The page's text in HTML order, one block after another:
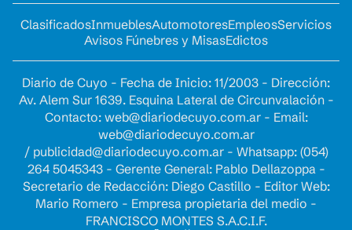
ClasificadosInmueblesAutomotoresEmpleosServicios
Avisos Fúnebres y MisasEdictos
Diario de Cuyo - Fecha de Inicio: 11/2003 - Dirección:
Av. Alem Sur 1639. Esquina Lateral de Circunvalación -
Contacto: web@diariodecuyo.com.ar- Email:
web@diariodecuyo.com.ar
/ publicidad@diariodecuyo.com.ar- Whatsapp: (054)
264 5045343 - Gerente General: Pablo Dellazoppa -
Secretario de Redacción: Diego Castillo - Editor Web:
Mario Romero - Empresa propietaria del medio -
FRANCISCO MONTES S.A.C.I.F.